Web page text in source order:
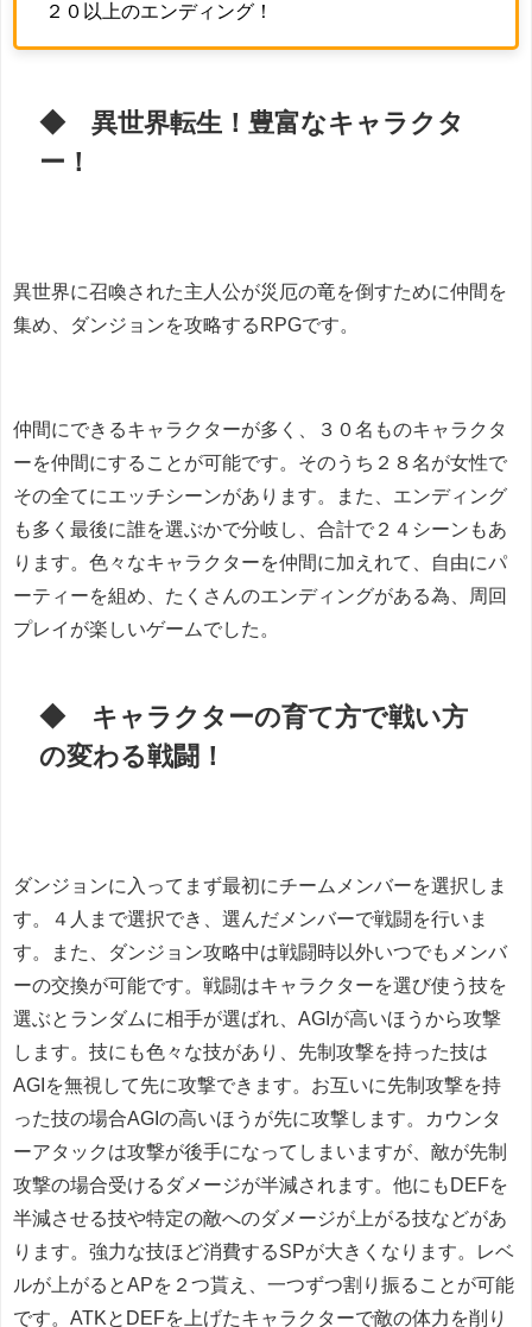
２０以上のエンディング！
◆ 異世界転生！豊富なキャラクタ
ー！
異世界に召喚された主人公が災厄の竜を倒すために仲間を
集め、ダンジョンを攻略するRPGです。
仲間にできるキャラクターが多く、３０名ものキャラクタ
ーを仲間にすることが可能です。そのうち２８名が女性で
その全てにエッチシーンがあります。また、エンディング
も多く最後に誰を選ぶかで分岐し、合計で２４シーンもあ
ります。色々なキャラクターを仲間に加えれて、自由にパ
ーティーを組め、たくさんのエンディングがある為、周回
プレイが楽しいゲームでした。
◆ キャラクターの育て方で戦い方
の変わる戦闘！
ダンジョンに入ってまず最初にチームメンバーを選択しま
す。４人まで選択でき、選んだメンバーで戦闘を行いま
す。また、ダンジョン攻略中は戦闘時以外いつでもメンバ
ーの交換が可能です。戦闘はキャラクターを選び使う技を
選ぶとランダムに相手が選ばれ、AGIが高いほうから攻撃
します。技にも色々な技があり、先制攻撃を持った技は
AGIを無視して先に攻撃できます。お互いに先制攻撃を持
った技の場合AGIの高いほうが先に攻撃します。カウンタ
ーアタックは攻撃が後手になってしまいますが、敵が先制
攻撃の場合受けるダメージが半減されます。他にもDEFを
半減させる技や特定の敵へのダメージが上がる技などがあ
ります。強力な技ほど消費するSPが大きくなります。レベ
ルが上がるとAPを２つ貰え、一つずつ割り振ることが可能
です。ATKとDEFを上げたキャラクターで敵の体力を削り